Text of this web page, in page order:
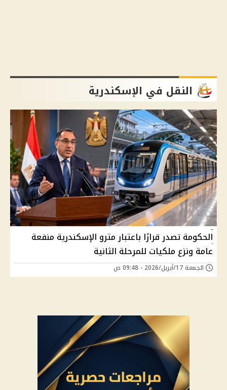
النقل في الإسكندرية
الحكومة تصدر قرارًا باعتبار مترو الإسكندرية منفعة
عامة ونزع ملكيات للمرحلة الثانية
الجمعة 17/أبريل/2026 - 09:48 ص